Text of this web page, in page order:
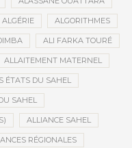
ALGÉRIE ALGORITHMES
ALI FARKA TOURÉ
ALLAITEMENT MATERNEL
ÉTATS DU SAHEL
SAHEL
ALLIANCE SAHEL
RÉGIONALES